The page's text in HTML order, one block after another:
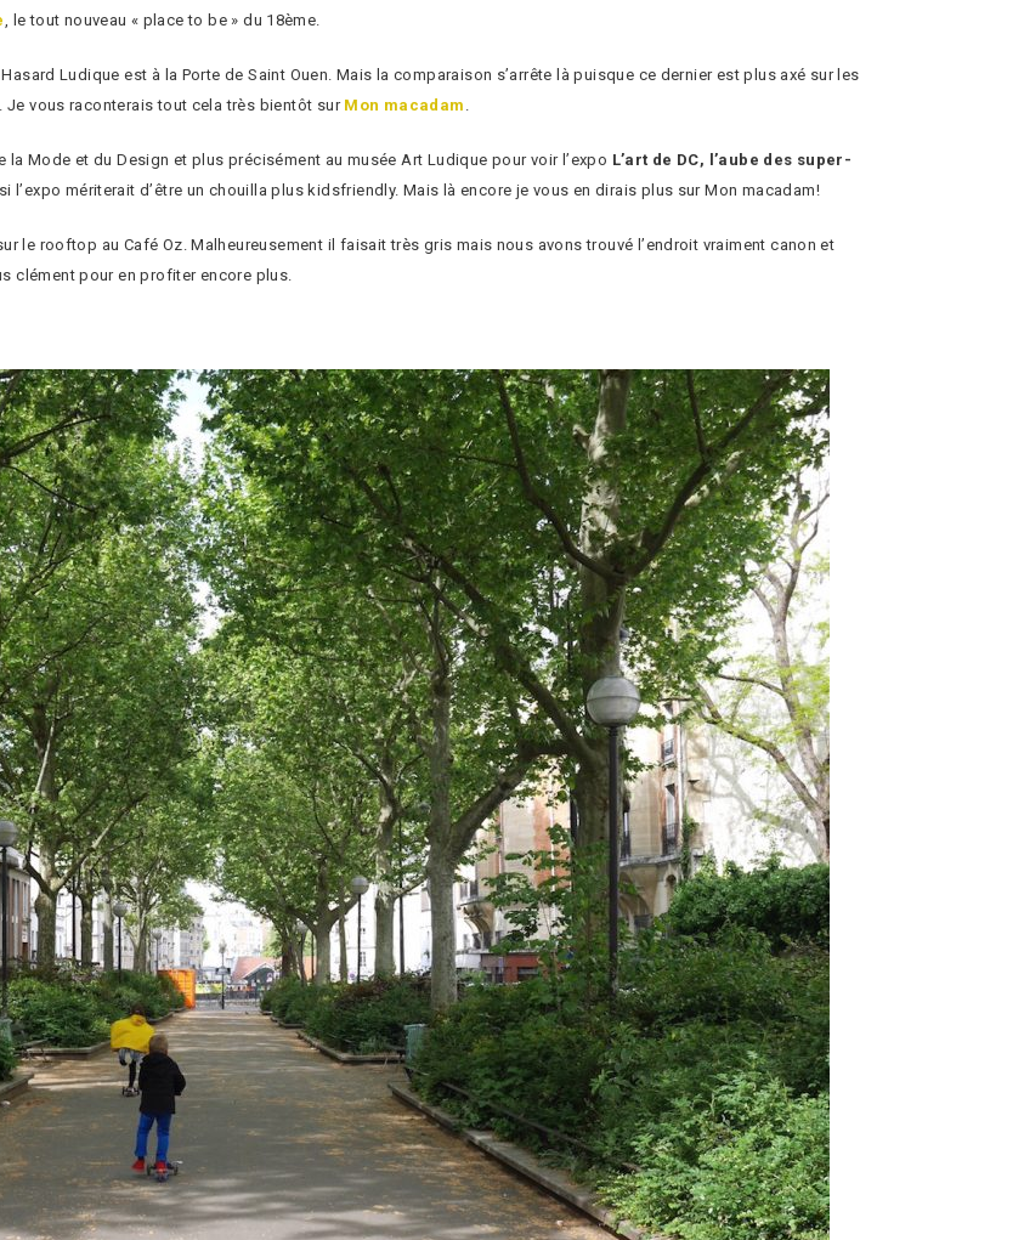
, le tout nouveau « place to be » du 18ème.
Ludique est à la Porte de Saint Ouen. Mais la comparaison s’arrête là puisque ce dernier est plus axé sur les
Je vous raconterais tout cela très bientôt sur Mon macadam
Mode et du Design et plus précisément au musée Art Ludique pour voir l’expo L’art de DC, l’aube des super-
l’expo mériterait d’être un chouilla plus kidsfriendly. Mais là encore je vous en dirais plus sur Mon macadam!
le rooftop au Café Oz. Malheureusement il faisait très gris mais nous avons trouvé l’endroit vraiment canon et
clément pour en profiter encore plus.